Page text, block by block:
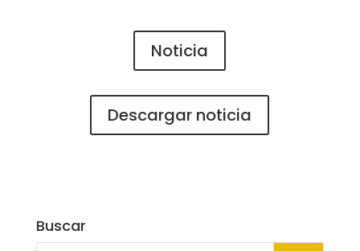
Noticia
Descargar noticia
Buscar